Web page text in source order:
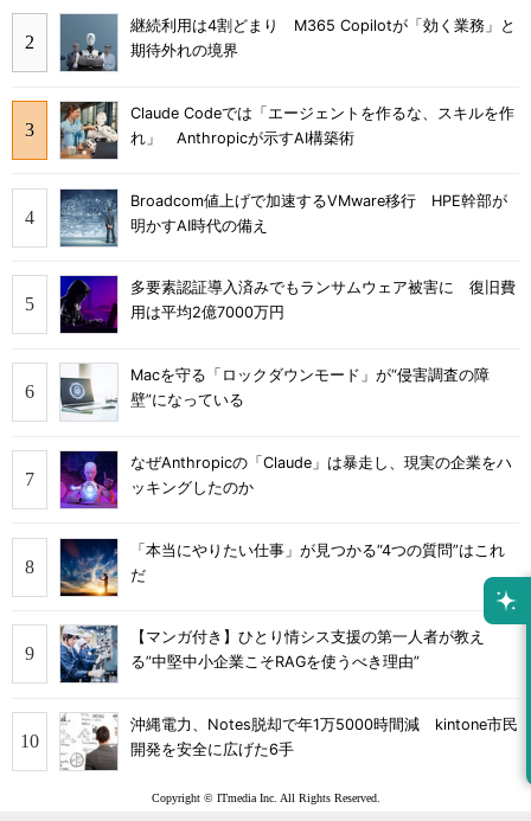
継続利用は4割どまり M365 Copilotが「効く業務」と
期待外れの境界
Claude Codeでは「エージェントを作るな、スキルを作
れ」 Anthropicが示すAI構築術
Broadcom値上げで加速するVMware移行 HPE幹部が
明かすAI時代の備え
多要素認証導入済みでもランサムウェア被害に 復旧費
用は平均2億7000万円
Macを守る「ロックダウンモード」が“侵害調査の障
壁”になっている
なぜAnthropicの「Claude」は暴走し、現実の企業をハ
ッキングしたのか
「本当にやりたい仕事」が見つかる“4つの質問”はこれ
だ
【マンガ付き】ひとり情シス支援の第一人者が教え
る”中堅中小企業こそRAGを使うべき理由”
沖縄電力、Notes脱却で年1万5000時間減 kintone市民
開発を安全に広げた6手
Copyright © ITmedia Inc. All Rights Reserved.